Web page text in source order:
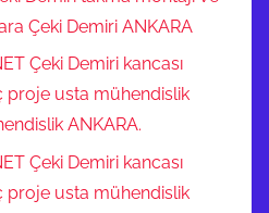
Çeki Demiri ANKARA
Çeki Demiri kancası
proje usta mühendislik
ANKARA.
Çeki Demiri kancası
proje usta mühendislik